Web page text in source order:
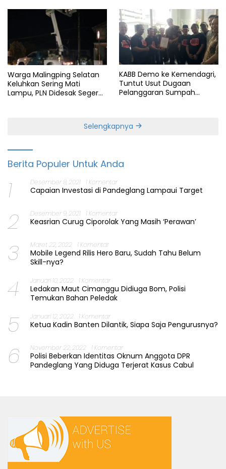
Warga Malingping Selatan
Keluhkan Sering Mati
Lampu, PLN Didesak Segera
KABB Demo ke Kemendagri,
Tuntut Usut Dugaan
Pelanggaran Sumpah
Selengkapnya
Berita Populer Untuk Anda
1 Desember 8, 2021 1 Komentar
Capaian Investasi di Pandeglang Lampaui Target
2 Desember 9, 2021 1 Komentar
Keasrian Curug Ciporolak Yang Masih ‘Perawan’
3 Maret 22, 2022 1 Komentar
Mobile Legend Rilis Hero Baru, Sudah Tahu Belum
Skill-nya?
4 Januari 10, 2022 1 Komentar
Ledakan Maut Cimanggu Didiuga Bom, Polisi
Temukan Bahan Peledak
5 Januari 12, 2022 1 Komentar
Ketua Kadin Banten Dilantik, Siapa Saja Pengurusnya?
6 November 22, 2022 1 Komentar
Polisi Beberkan Identitas Oknum Anggota DPR
Pandeglang Yang Diduga Terjerat Kasus Cabul